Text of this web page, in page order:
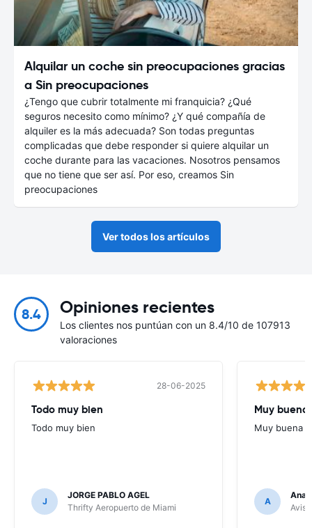
Alquilar un coche sin preocupaciones gracias
a Sin preocupaciones
¿Tengo que cubrir totalmente mi franquicia? ¿Qué
seguros necesito como mínimo? ¿Y qué compañía de
alquiler es la más adecuada? Son todas preguntas
complicadas que debe responder si quiere alquilar un
coche durante para las vacaciones. Nosotros pensamos
que no tiene que ser así. Por eso, creamos Sin
preocupaciones
Ver todos los artículos
8.4 Opiniones recientes
Los clientes nos puntúan con un 8.4/10 de 107913
valoraciones
28-06-2025
Todo muy bien
Todo muy bien
J
JORGE PABLO AGEL
Thrifty Aeropuerto de Miami
Muy buena
Muy buena
A
Ana
Avis